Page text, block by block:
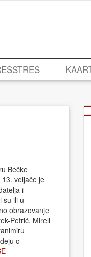
Bečke
veljače je
i
su ili u
obrazovanje
Petrić, Mireli
o